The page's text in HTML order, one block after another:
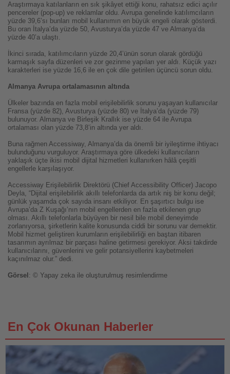
Araştırmaya katılanların en sık şikâyet ettiği konu, rahatsız edici açılır
pencereler (pop-up) ve reklamlar oldu. Avrupa genelinde katılımcıların
yüzde 39,6’sı bunları mobil kullanımın en büyük engeli olarak gösterdi.
Bu oran İtalya’da yüzde 50, Avusturya’da yüzde 47 ve Almanya’da
yüzde 40’a ulaştı.
İkinci sırada, katılımcıların yüzde 20,4’ünün sorun olarak gördüğü
karmaşık sayfa düzenleri ve zor gezinme yapıları yer aldı. Küçük yazı
karakterleri ise yüzde 16,6 ile en çok dile getirilen üçüncü sorun oldu.
Almanya Avrupa ortalamasının altında
Ülkeler bazında en fazla mobil erişilebilirlik sorunu yaşayan kullanıcılar
Fransa (yüzde 82), Avusturya (yüzde 80) ve İtalya’da (yüzde 79)
bulunuyor. Almanya ve Birleşik Krallık ise yüzde 64 ile Avrupa
ortalaması olan yüzde 73,8’in altında yer aldı.
Buna rağmen Accessiway, Almanya’da da önemli bir iyileştirme ihtiyacı
bulunduğunu vurguluyor. Araştırmaya göre ülkedeki kullanıcıların
yaklaşık üçte ikisi mobil dijital hizmetleri kullanırken hâlâ çeşitli
engellerle karşılaşıyor.
Accessiway Erişilebilirlik Direktörü (Chief Accessibility Officer) Jacopo
Deyla, “Dijital erişilebilirlik akıllı telefonlarda da artık niş bir konu değil;
günlük yaşamda çok sayıda insanı etkiliyor. En şaşırtıcı bulgu ise
Avrupa’da Z Kuşağı’nın mobil engellerden en fazla etkilenen grup
olması. Akıllı telefonlarla büyüyen bir nesil bile mobil deneyimde
zorlanıyorsa, şirketlerin kalite konusunda ciddi bir sorunu var demektir.
Mobil hizmet geliştiren kurumların erişilebilirliği en baştan itibaren
tasarımın ayrılmaz bir parçası haline getirmesi gerekiyor. Aksi takdirde
kullanıcılarını, güvenlerini ve gelir potansiyellerini kaybetmeleri
kaçınılmaz olur.” dedi.
Görsel : © Yapay zeka ile oluşturulmuş resimlendirme
En Çok Okunan Haberler